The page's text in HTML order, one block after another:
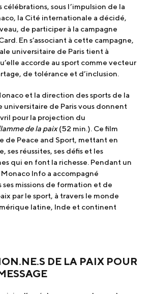
célébrations, sous l’impulsion de la
la Cité internationale a décidé,
de participer à la campagne
En s’associant à cette campagne,
universitaire de Paris tient à
accorde au sport comme vecteur
de tolérance et d’inclusion.
et la direction des sports de la
de Paris vous donnent
pour la projection du
de la paix(52 min.). Ce film
de Peace and Sport, mettant en
ses réussites, ses défis et les
qui en font la richesse. Pendant un
Info a accompagné
ses missions de formation et de
par le sport, à travers le monde
latine, Inde et continent
DE LA PAIX POUR